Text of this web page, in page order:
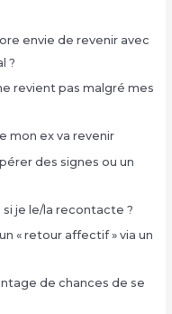
envie de revenir avec
?
revient pas malgré mes
mon ex va revenir
des signes ou un
si je le/la recontacte ?
« retour affectif » via un
de chances de se